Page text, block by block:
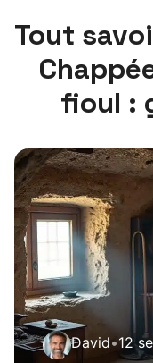
Tout
fioul :
David•12